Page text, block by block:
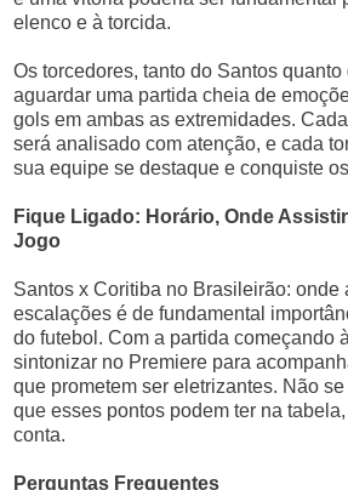
elenco e à torcida.
Os torcedores, tanto do Santos
aguardar uma partida cheia de
gols em ambas as extremidades.
será analisado com atenção, e cada
sua equipe se destaque e conquiste
Fique Ligado: Horário, Onde
Jogo
Santos x Coritiba no Brasileirão: onde
escalações é de fundamental
do futebol. Com a partida começando
sintonizar no Premiere para
que prometem ser eletrizantes. Não
que esses pontos podem ter na
conta.
Perguntas Frequentes